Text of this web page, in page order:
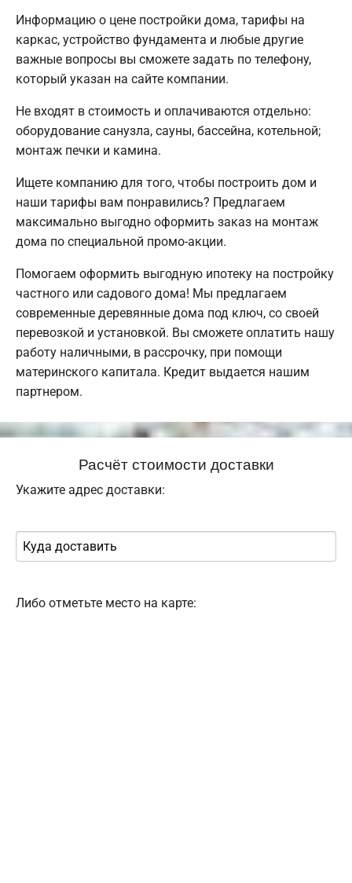
Информацию о цене постройки дома, тарифы на
каркас, устройство фундамента и любые другие
важные вопросы вы сможете задать по телефону,
который указан на сайте компании.
Не входят в стоимость и оплачиваются отдельно:
оборудование санузла, сауны, бассейна, котельной;
монтаж печки и камина.
Ищете компанию для того, чтобы построить дом и
наши тарифы вам понравились? Предлагаем
максимально выгодно оформить заказ на монтаж
дома по специальной промо-акции.
Помогаем оформить выгодную ипотеку на постройку
частного или садового дома! Мы предлагаем
современные деревянные дома под ключ, со своей
перевозкой и установкой. Вы сможете оплатить нашу
работу наличными, в рассрочку, при помощи
материнского капитала. Кредит выдается нашим
партнером.
Расчёт стоимости доставки
Укажите адрес доставки:
Либо отметьте место на карте: